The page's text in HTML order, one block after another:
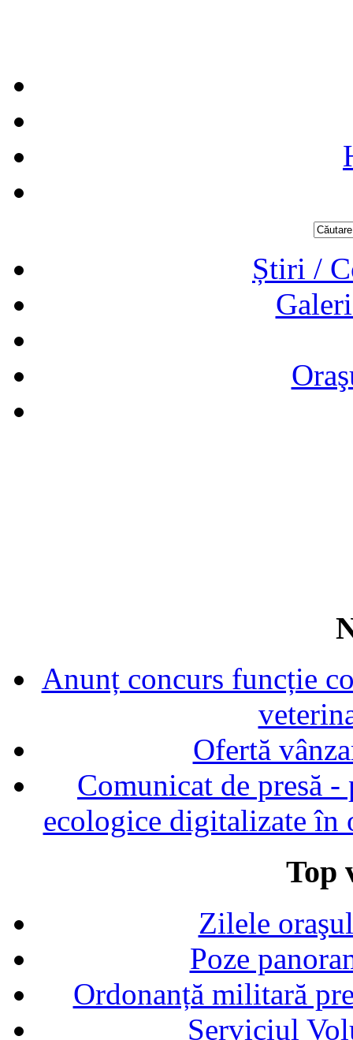
Știri /
Anunț concurs funcție
Ofertă
Comunicat de presă
ecologice digitalizate în
Top
Zilele
Poze
Ordonanță militară
Serviciul